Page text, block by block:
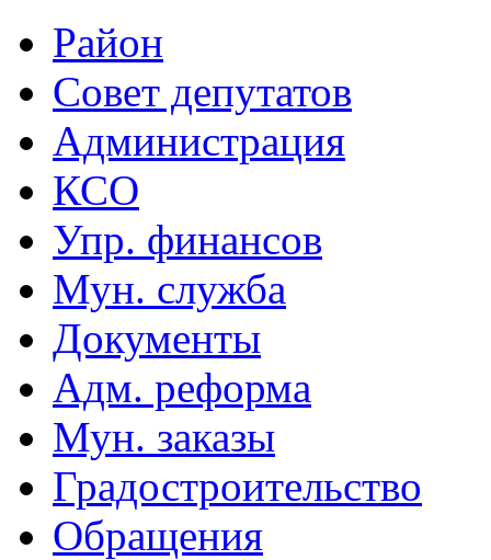
Район
Совет депутатов
Администрация
КСО
Упр. финансов
Мун. служба
Документы
Адм. реформа
Мун. заказы
Градостроительство
Обращения